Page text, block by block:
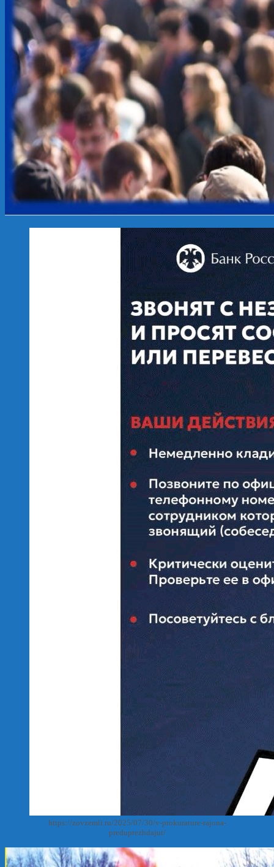
https://zovzemli.ru/2025/07/30/v-prokurature-rajona-
preduprezhdajut/